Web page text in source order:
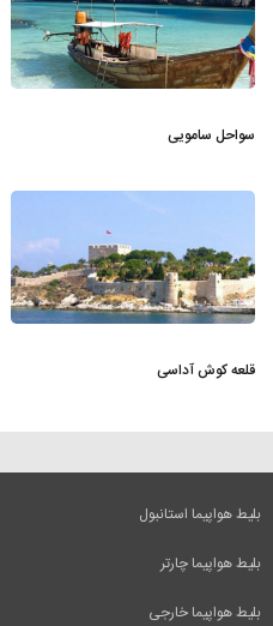
سواحل سامویی
قلعه کوش آداسی
بلیط هواپیما استانبول
بلیط هواپیما چارتر
بلیط هواپیما خارجی